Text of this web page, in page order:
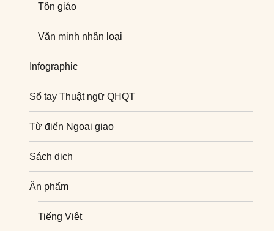
Tôn giáo
Văn minh nhân loại
Infographic
Sổ tay Thuật ngữ QHQT
Từ điển Ngoại giao
Sách dịch
Ấn phẩm
Tiếng Việt